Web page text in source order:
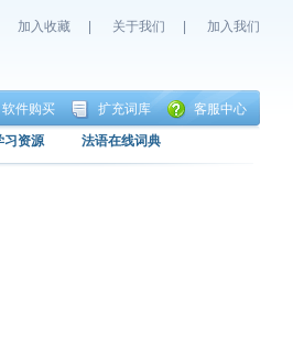
加入收藏 关于我们 加入我们
软件购买 扩充词库 客服中心
习资源 法语在线词典